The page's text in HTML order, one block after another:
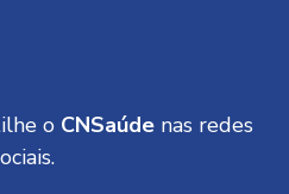
o CNSaúdenas redes